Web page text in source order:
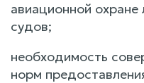
авиационной
судов;
необходимость
норм